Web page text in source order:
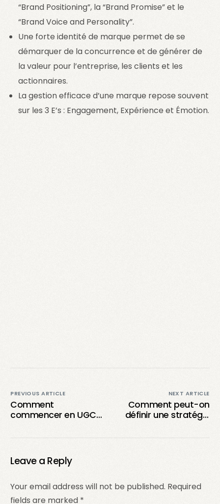
“Brand Positioning”, la “Brand Promise” et le
“Brand Voice and Personality”.
Une forte identité de marque permet de se
démarquer de la concurrence et de générer de
la valeur pour l’entreprise, les clients et les
actionnaires.
La gestion efficace d’une marque repose souvent
sur les 3 E’s : Engagement, Expérience et Émotion.
PREVIOUS ARTICLE
Comment
commencer en UGC
NEXT ARTICLE
Comment peut-on
définir une stratégie
contenu efficace
Leave a Reply
Your email address will not be published. Required
fields are marked *